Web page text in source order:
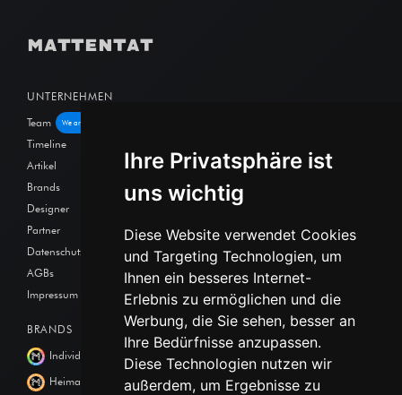
Ihre Privatsphäre ist
uns wichtig
Diese Website verwendet Cookies
und Targeting Technologien, um
Ihnen ein besseres Internet-
Erlebnis zu ermöglichen und die
Werbung, die Sie sehen, besser an
Ihre Bedürfnisse anzupassen.
Diese Technologien nutzen wir
außerdem, um Ergebnisse zu
MATTENTAT
UNTERNEHMEN
Team
We are hiring!
Timeline
Artikel
Brands
Designer
Partner
Datenschutz
AGBs
Impressum
BRANDS
Individuell
Heimat